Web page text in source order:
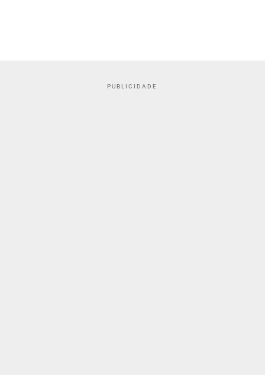
PUBLICIDADE